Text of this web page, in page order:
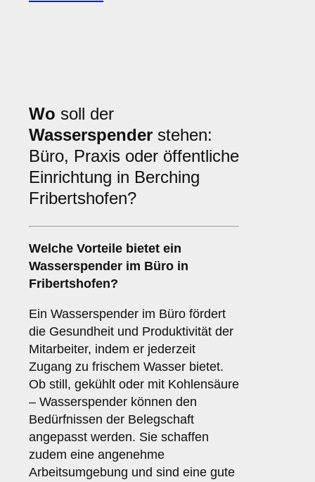
Wo soll der
Wasserspender stehen:
Büro, Praxis oder öffentliche
Einrichtung in Berching
Fribertshofen?
Welche Vorteile bietet ein
Wasserspender im Büro in
Fribertshofen?
Ein Wasserspender im Büro fördert
die Gesundheit und Produktivität der
Mitarbeiter, indem er jederzeit
Zugang zu frischem Wasser bietet.
Ob still, gekühlt oder mit Kohlensäure
– Wasserspender können den
Bedürfnissen der Belegschaft
angepasst werden. Sie schaffen
zudem eine angenehme
Arbeitsumgebung und sind eine gute